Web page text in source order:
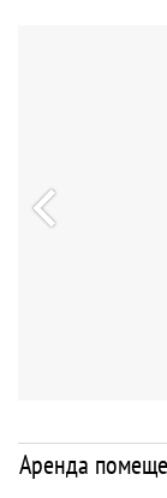
Аренда